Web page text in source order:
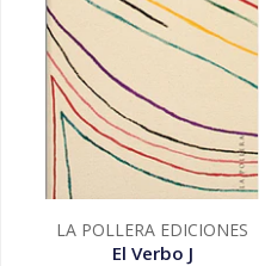
LA POLLERA EDICIONES
El Verbo J